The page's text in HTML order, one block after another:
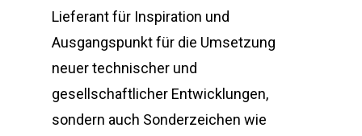
Lieferant für Inspiration und
Ausgangspunkt für die Umsetzung
neuer technischer und
gesellschaftlicher Entwicklungen,
sondern auch Sonderzeichen wie